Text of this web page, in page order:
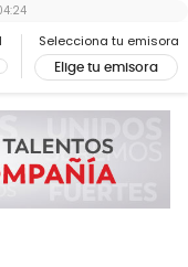
Selecciona tu emisora
Elige tu emisora